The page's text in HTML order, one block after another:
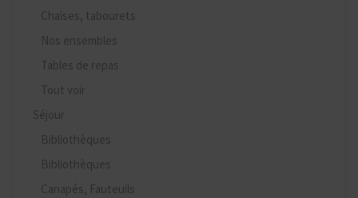
Chaises, tabourets
Nos ensembles
Tables de repas
Tout voir
Séjour
Bibliothèques
Bibliothèques
Canapés, Fauteuils